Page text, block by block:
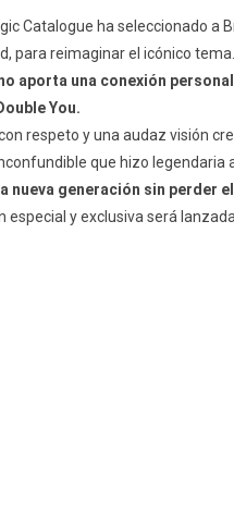
Catalogue ha seleccionado a
para reimaginar el icónico
aporta una conexión
You.
respeto y una audaz visión
que hizo legendaria
nueva generación sin perder
especial y exclusiva será